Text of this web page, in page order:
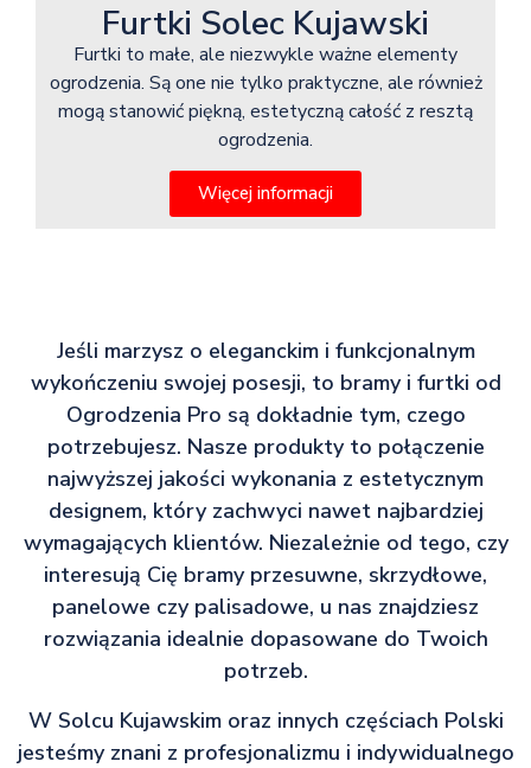
Furtki Solec Kujawski
Furtki to małe, ale niezwykle ważne elementy
ogrodzenia. Są one nie tylko praktyczne, ale również
mogą stanowić piękną, estetyczną całość z resztą
ogrodzenia.
Więcej informacji
Jeśli marzysz o eleganckim i funkcjonalnym
wykończeniu swojej posesji, to bramy i furtki od
Ogrodzenia Pro są dokładnie tym, czego
potrzebujesz. Nasze produkty to połączenie
najwyższej jakości wykonania z estetycznym
designem, który zachwyci nawet najbardziej
wymagających klientów. Niezależnie od tego, czy
interesują Cię bramy przesuwne, skrzydłowe,
panelowe czy palisadowe, u nas znajdziesz
rozwiązania idealnie dopasowane do Twoich
potrzeb.
W Solcu Kujawskim oraz innych częściach Polski
jesteśmy znani z profesjonalizmu i indywidualnego